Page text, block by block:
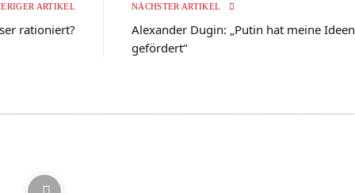
ARTIKEL
rationiert?
NÄCHSTER ARTIKEL
Alexander Dugin: „Putin hat meine Ideen
gefördert“